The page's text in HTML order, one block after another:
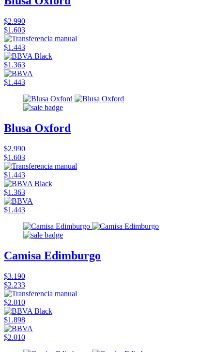
$2.990
$1.603
$1.443
$1.363
$1.443
Blusa Oxford
$2.990
$1.603
$1.443
$1.363
$1.443
Camisa Edimburgo
$3.190
$2.233
$2.010
$1.898
$2.010